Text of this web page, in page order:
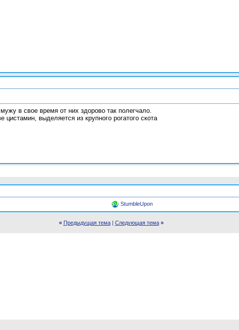
в свое время от них здорово так полегчало.
цистамин, выделяется из крупного рогатого скота
StumbleUpon
« Предыдущая тема| Следующая тема »